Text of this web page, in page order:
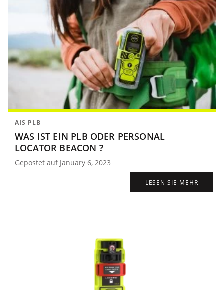
AIS PLB
WAS IST EIN PLB ODER PERSONAL
LOCATOR BEACON ?
Gepostet auf January 6, 2023
LESEN SIE MEHR